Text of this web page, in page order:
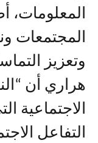
المعلومات،
المجتمعات
وتعزيز
هراري أن
الاجتماعية
التفاعل